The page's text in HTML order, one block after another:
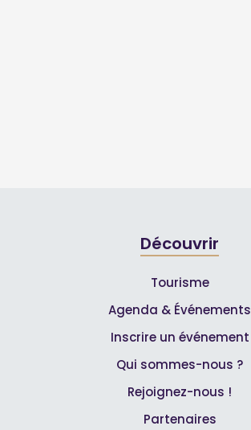
Découvrir
Tourisme
Agenda & Événements
Inscrire un événement
Qui sommes-nous ?
Rejoignez-nous !
Partenaires